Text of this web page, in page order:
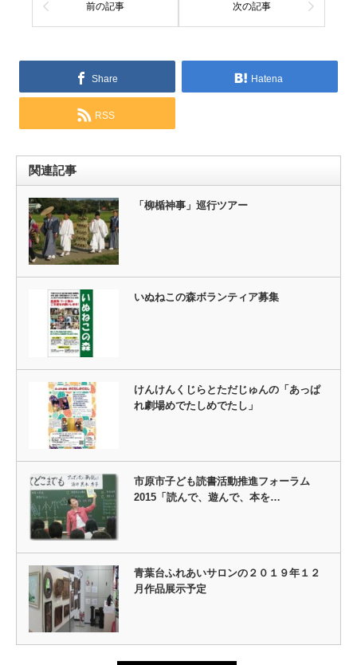
前の記事 次の記事
Share Hatena
RSS
関連記事
「柳楯神事」巡行ツアー
いぬねこの森ボランティア募集
けんけんくじらとただじゅんの「あっぱ
れ劇場めでたしめでたし」
市原市子ども読書活動推進フォーラム
2015「読んで、遊んで、本を…
青葉台ふれあいサロンの２０１９年１２
月作品展示予定